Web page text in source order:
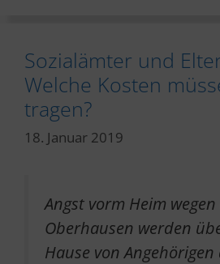
Sozialämter und
Welche Kosten
tragen?
18. Januar 2019
Angst vorm Heim
Oberhausen werden
Hause von